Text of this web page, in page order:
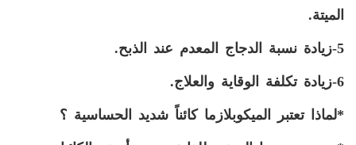
الميتة.
5-زيادة نسبة الدجاج المعدم عند الذبح.
6-زيادة تكلفة الوقاية والعلاج.
*لماذا تعتبر الميكوبلازما كائناً شديد الحساسية ؟